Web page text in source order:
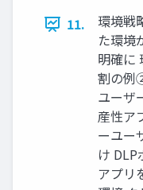
11.
環境戦
た環境
明確に
割の例
ユーザ
産性ア
ーユー
け
アプリ